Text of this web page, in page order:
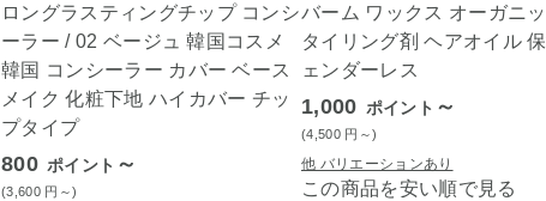
ロングラスティングチップ コンシ
ーラー / 02 ベージュ 韓国コスメ
韓国 コンシーラー カバー ベース
メイク 化粧下地 ハイカバー チッ
プタイプ
800 ポイント ～
(3,600 円 ～)
バーム ワックス オーガニ
タイリング剤 ヘアオイル
ェンダーレス
1,000 ポイント ～
(4,500 円 ～)
他 バリエーションあり
この商品を安い順で見る